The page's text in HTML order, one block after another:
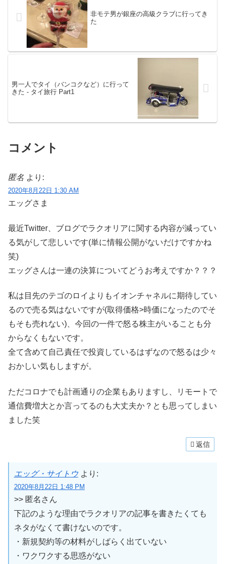
非モテ男が銀座の高級クラブに行ってき
た
男一人でタイ（バンコクなど）に行って
きた ‐ タイ旅行 Part1
コメント
匿名 より:
2020年8月22日 1:30 AM
エッグさま
最近Twitter、ブログでラクオリアに関する内容が減ってい
る気がして悲しいです(単に情報公開がないだけですかね
笑)
エッグさんは一連の決算についてどうお考えですか？？？
私は目先のテゴのロイよりもイオンチャネルに期待してい
るので売る気はないですが(取得価格>時価になったのでそ
もそも売れない)、今回の一件で怒る株主がいることも分
からなくもないです。
全て含めて自己責任で投資しているはずなので怒るは少々
おかしい気もしますが。
ただコロナでも計画通りの企業もありますし、リモートで
通信費増大とか言ってるのも大丈夫か？とも思ってしまい
ました笑
返信
エッグ・サイトウ より:
2020年8月22日 1:48 PM
>> 匿名さん
下記のような理由でラクオリアの記事を書きたくても
ネタがなくて書けないのです。
・新規契約等の材料がしばらく出ていない
・ワクワクする思惑がない